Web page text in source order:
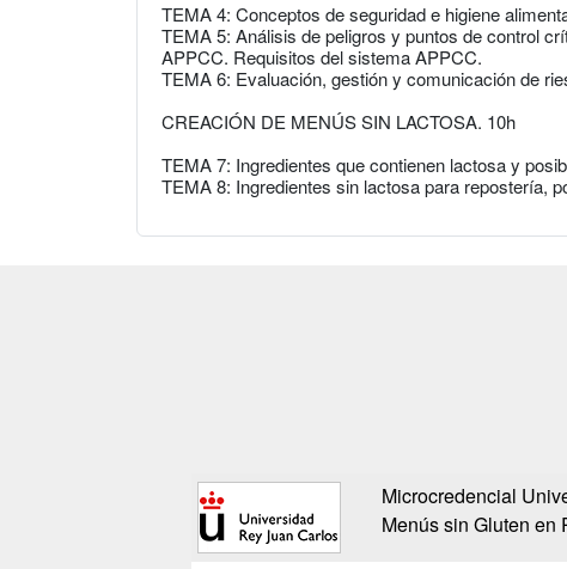
TEMA 4: Conceptos de seguridad e higiene
TEMA 5: Análisis de peligros y puntos de control
APPCC. Requisitos del sistema APPCC.
TEMA 6: Evaluación, gestión y comunicación de
CREACIÓN DE MENÚS SIN LACTOSA. 10h
TEMA 7: Ingredientes que contienen lactosa y
TEMA 8: Ingredientes sin lactosa para repostería,
Microcredencial
Menús sin Gluten en